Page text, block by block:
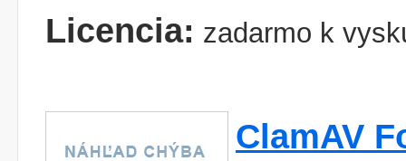
Licencia: zadarmo k
ClamAV